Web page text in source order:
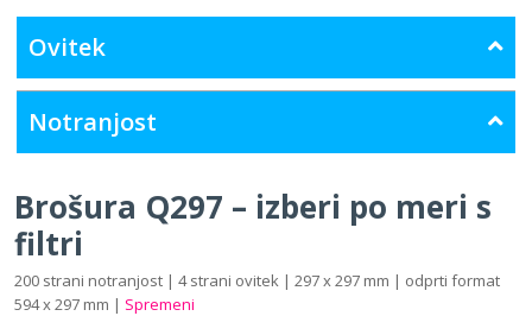
Ovitek
Notranjost
Brošura Q297 – izberi po meri s
filtri
200 strani notranjost | 4 strani ovitek | 297 x 297 mm | odprti format
594 x 297 mm | Spremeni